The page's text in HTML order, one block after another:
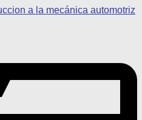
a la mecánica automotriz